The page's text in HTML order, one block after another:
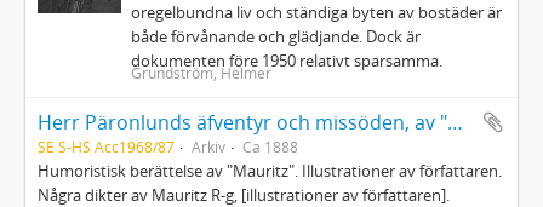
oregelbundna liv och ständiga byten av bostäder är
både förvånande och glädjande. Dock är
dokumenten före 1950 relativt sparsamma.
Grundström, Helmer
Herr Päronlunds äfventyr och missöden, av "Mauritz"
SE S-HS Acc1968/87 Arkiv Ca 1888
Humoristisk berättelse av "Mauritz". Illustrationer av författaren.
Några dikter av Mauritz R-g, [illustrationer av författaren].